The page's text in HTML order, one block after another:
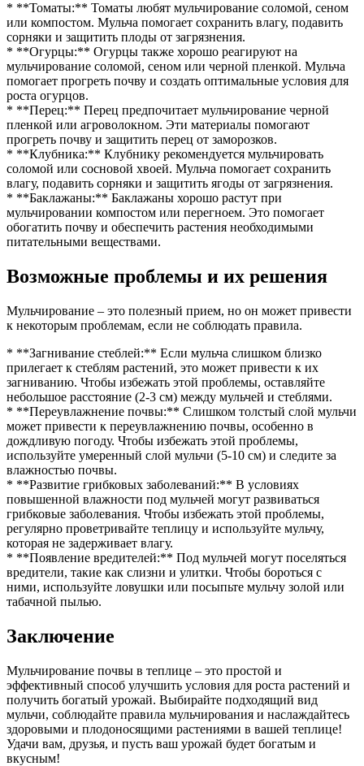
* **Томаты:** Томаты любят мульчирование соломой, сеном
или компостом. Мульча помогает сохранить влагу, подавить
сорняки и защитить плоды от загрязнения.
* **Огурцы:** Огурцы также хорошо реагируют на
мульчирование соломой, сеном или черной пленкой. Мульча
помогает прогреть почву и создать оптимальные условия для
роста огурцов.
* **Перец:** Перец предпочитает мульчирование черной
пленкой или агроволокном. Эти материалы помогают
прогреть почву и защитить перец от заморозков.
* **Клубника:** Клубнику рекомендуется мульчировать
соломой или сосновой хвоей. Мульча помогает сохранить
влагу, подавить сорняки и защитить ягоды от загрязнения.
* **Баклажаны:** Баклажаны хорошо растут при
мульчировании компостом или перегноем. Это помогает
обогатить почву и обеспечить растения необходимыми
питательными веществами.
Возможные проблемы и их решения
Мульчирование – это полезный прием, но он может привести
к некоторым проблемам, если не соблюдать правила.
* **Загнивание стеблей:** Если мульча слишком близко
прилегает к стеблям растений, это может привести к их
загниванию. Чтобы избежать этой проблемы, оставляйте
небольшое расстояние (2-3 см) между мульчей и стеблями.
* **Переувлажнение почвы:** Слишком толстый слой мульчи
может привести к переувлажнению почвы, особенно в
дождливую погоду. Чтобы избежать этой проблемы,
используйте умеренный слой мульчи (5-10 см) и следите за
влажностью почвы.
* **Развитие грибковых заболеваний:** В условиях
повышенной влажности под мульчей могут развиваться
грибковые заболевания. Чтобы избежать этой проблемы,
регулярно проветривайте теплицу и используйте мульчу,
которая не задерживает влагу.
* **Появление вредителей:** Под мульчей могут поселяться
вредители, такие как слизни и улитки. Чтобы бороться с
ними, используйте ловушки или посыпьте мульчу золой или
табачной пылью.
Заключение
Мульчирование почвы в теплице – это простой и
эффективный способ улучшить условия для роста растений и
получить богатый урожай. Выбирайте подходящий вид
мульчи, соблюдайте правила мульчирования и наслаждайтесь
здоровыми и плодоносящими растениями в вашей теплице!
Удачи вам, друзья, и пусть ваш урожай будет богатым и
вкусным!